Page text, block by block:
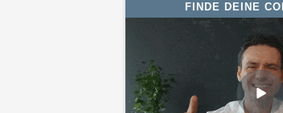
FINDE DEINE